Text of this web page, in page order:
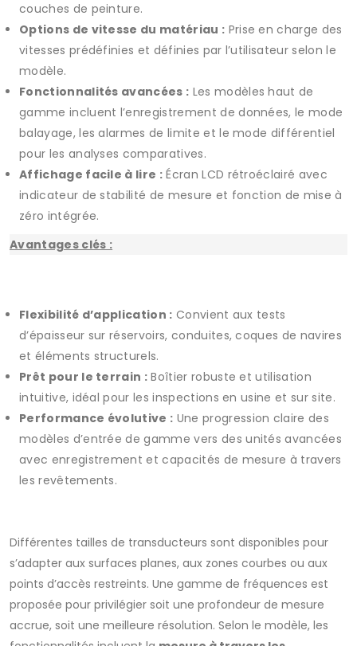
couches de peinture.
Options de vitesse du matériau : Prise en charge des
vitesses prédéfinies et définies par l’utilisateur selon le
modèle.
Fonctionnalités avancées : Les modèles haut de
gamme incluent l’enregistrement de données, le mode
balayage, les alarmes de limite et le mode différentiel
pour les analyses comparatives.
Affichage facile à lire : Écran LCD rétroéclairé avec
indicateur de stabilité de mesure et fonction de mise à
zéro intégrée.
Avantages clés :
Flexibilité d’application : Convient aux tests
d’épaisseur sur réservoirs, conduites, coques de navires
et éléments structurels.
Prêt pour le terrain : Boîtier robuste et utilisation
intuitive, idéal pour les inspections en usine et sur site.
Performance évolutive : Une progression claire des
modèles d’entrée de gamme vers des unités avancées
avec enregistrement et capacités de mesure à travers
les revêtements.
Différentes tailles de transducteurs sont disponibles pour
s’adapter aux surfaces planes, aux zones courbes ou aux
points d’accès restreints. Une gamme de fréquences est
proposée pour privilégier soit une profondeur de mesure
accrue, soit une meilleure résolution. Selon le modèle, les